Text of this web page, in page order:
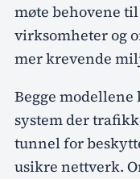
møte behovene
virksomheter og
mer krevende
Begge
system der
tunnel for
usikre nettverk.